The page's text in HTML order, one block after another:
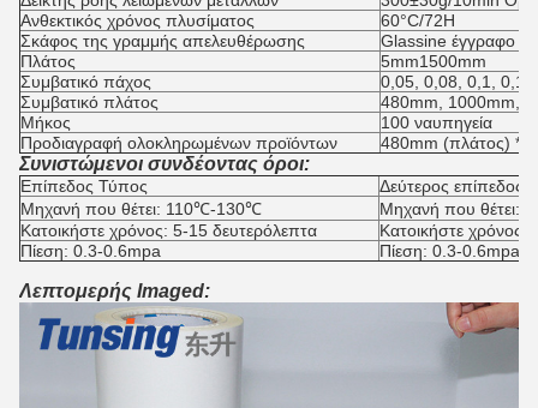
Ανθεκτικός χρόνος πλυσίματος
60°C/72H
Σκάφος της γραμμής απελευθέρωσης
Glassine έγγραφο
Πλάτος
5mm1500mm
Συμβατικό πάχος
0,05, 0,08, 0,1,
Συμβατικό πλάτος
480mm, 1000mm,
Μήκος
100 ναυπηγεία
Προδιαγραφή ολοκληρωμένων προϊόντων
480mm (πλάτος)
Συνιστώμενοι συνδέοντας όροι:
Επίπεδος Τύπος
Δεύτερος επίπεδος
Μηχανή που θέτει: 110℃-130℃
Μηχανή που θέτει:
Κατοικήστε χρόνος: 5-15 δευτερόλεπτα
Κατοικήστε
Πίεση: 0.3-0.6mpa
Πίεση: 0.3-0.6mpa
Λεπτομερής Imaged: